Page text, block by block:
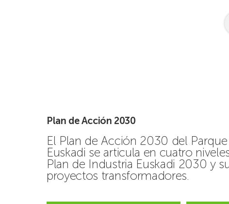
Plan de Acción 2030
El Plan de Acción 2030 del
Euskadi se articula en cuatro
Plan de Industria Euskadi 2030 y
proyectos transformadores.